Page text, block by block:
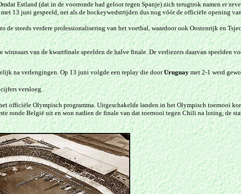
Estland (dat in de voorronde had geloot tegen Spanje) zich terugtrok namen er
13 juni gespeeld, net als de hockeywedstrijden dus nog vóór de officiële opening
de steeds verdere professionalisering van het voetbal, waardoor ook Oostenrijk en
van de kwartfinale speelden de halve finale. De verliezers daarvan speelden
na verlengingen. Op 13 juni volgde een replay die doorUruguaymet 2-1 werd
versloeg.
officiële Olympisch programma. Uitgeschakelde landen in het Olympisch toernooi
ronde België uit en won nadien de finale van dat toernooi tegen Chili na loting, de